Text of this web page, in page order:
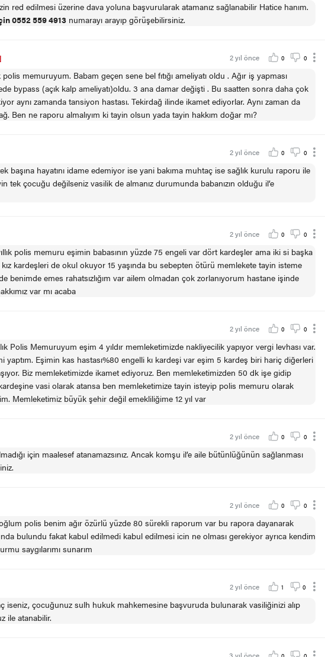
red edilmesi üzerine dava yoluna başvurularak atamanız sağlanabilir Hatice hanım.
0552 559 4913 numarayı arayıp görüşebilirsiniz.
2 yıl önce 0 0
polis memuruyum. Babam geçen sene bel fıtığı ameliyatı oldu . Ağır iş yapması
bypass (açık kalp ameliyatı)oldu. 3 ana damar değişti . Bu saatten sonra daha çok
aynı zamanda tansiyon hastası. Tekirdağ ilinde ikamet ediyorlar. Aynı zaman da
Ben ne raporu almalıyım ki tayin olsun yada tayin hakkım doğar mı?
2 yıl önce 0 0
başına hayatını idame edemiyor ise yani bakıma muhtaç ise sağlık kurulu raporu ile
tek çocuğu değilseniz vasilik de almanız durumunda babanızın olduğu il’e
2 yıl önce 0 0
polis memuru eşimin babasının yüzde 75 engeli var dört kardeşler ama iki si başka
kız kardeşleri de okul okuyor 15 yaşında bu sebepten ötürü memlekete tayin isteme
benimde emes rahatsızlığım var ailem olmadan çok zorlanıyorum hastane işinde
var mı acaba
2 yıl önce 0 0
Polis Memuruyum eşim 4 yıldır memleketimizde nakliyecilik yapıyor vergi levhası var.
yaptım. Eşimin kas hastası%80 engelli kı kardeşi var eşim 5 kardeş biri hariç diğerleri
Biz memleketimizde ikamet ediyoruz. Ben memleketimizden 50 dk işe gidip
vasi olarak atansa ben memleketimize tayin isteyip polis memuru olarak
Memleketimiz büyük şehir değil emekliliğime 12 yıl var
2 yıl önce 0 0
için maalesef atanamazsınız. Ancak komşu il’e aile bütünlüğünün sağlanması
2 yıl önce 0 0
polis benim ağır özürlü yüzde 80 sürekli raporum var bu rapora dayanarak
bulundu fakat kabul edilmedi kabul edilmesi icin ne olması gerekiyor ayrıca kendim
saygılarımı sunarım
2 yıl önce 1 0
iseniz, çocuğunuz sulh hukuk mahkemesine başvuruda bulunarak vasiliğinizi alıp
ile atanabilir.